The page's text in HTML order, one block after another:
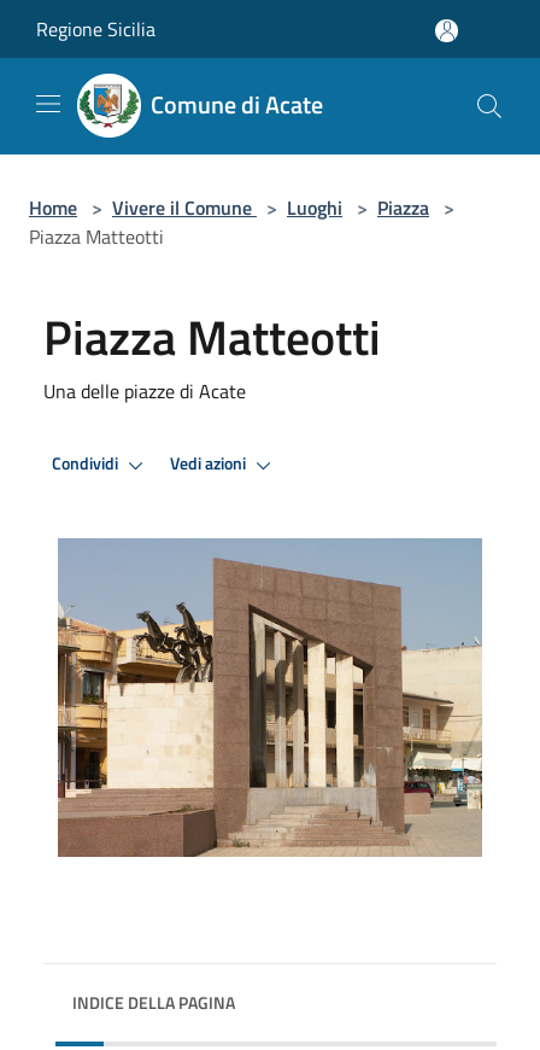
Regione Sicilia
Comune di Acate
Home > Vivere il Comune > Luoghi > Piazza >
Piazza Matteotti
Piazza Matteotti
Una delle piazze di Acate
Condividi Vedi azioni
INDICE DELLA PAGINA